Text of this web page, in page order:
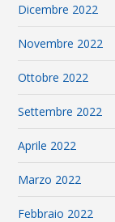
Dicembre 2022
Novembre 2022
Ottobre 2022
Settembre 2022
Aprile 2022
Marzo 2022
Febbraio 2022